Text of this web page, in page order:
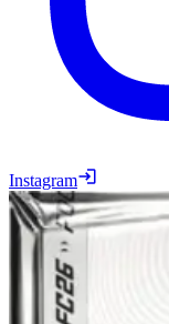
Instagram